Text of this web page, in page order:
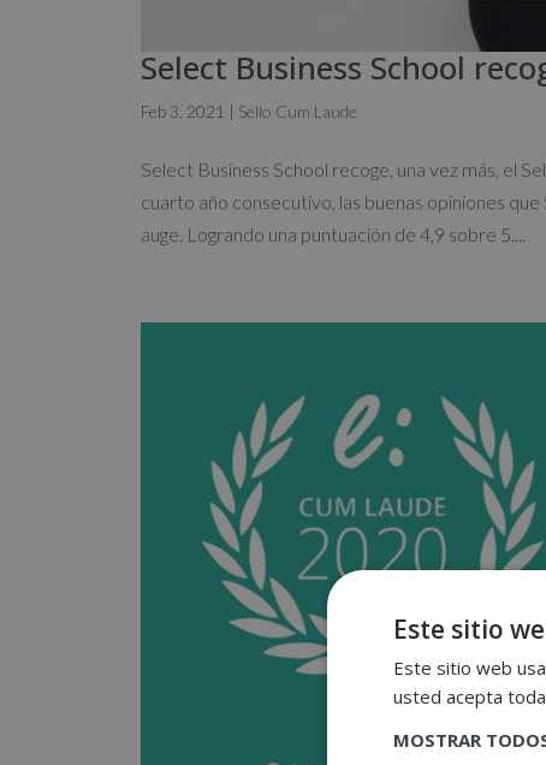
Select Business School
Feb 3, 2021 | Sello Cum Laude
Select Business School recoge, una vez más, el
cuarto año consecutivo, las buenas opiniones
auge. Logrando una puntuación de 4,9 sobre 5....
Este sitio
Este sitio web
usted acepta
MOSTRAR